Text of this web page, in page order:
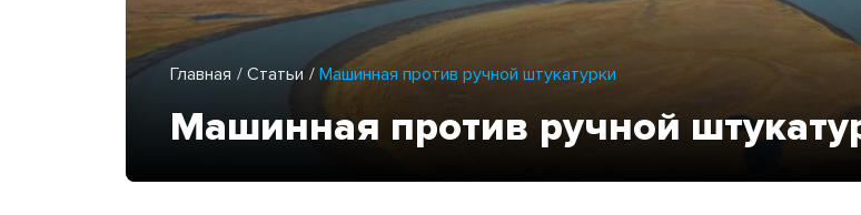
Главная Статьи Машинная против ручной штукатурки
Машинная против ручной